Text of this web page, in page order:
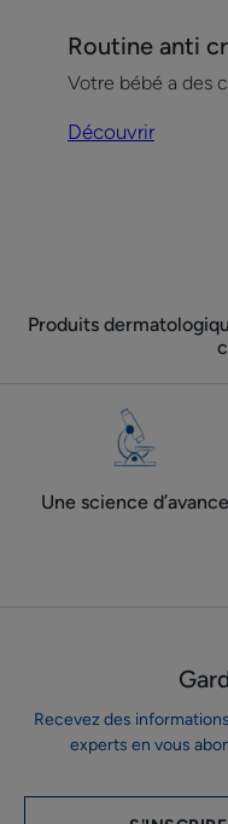
Routine
anti
croute
de
Routine anti
Votre bébé a des
Découvrir
Produits
Une science d’avance
Recevez des
experts en vous